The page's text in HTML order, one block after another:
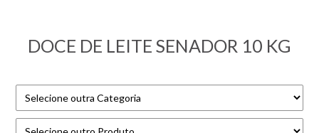
DOCE DE LEITE SENADOR 10 KG